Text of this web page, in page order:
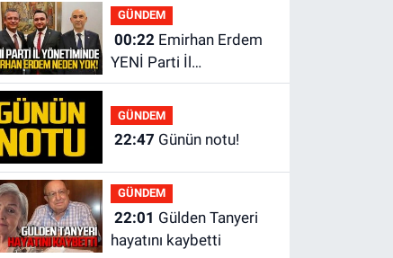
GÜNDEM
00:22Emirhan Erdem
YENİ Parti İl
yönetiminden neden
yok?
GÜNDEM
22:47 Günün notu!
GÜNDEM
22:01
hayatını kaybetti